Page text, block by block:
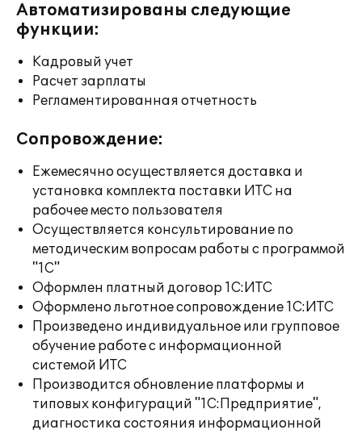
Автоматизированы следующие
функции:
Кадровый учет
Расчет зарплаты
Регламентированная отчетность
Сопровождение:
Ежемесячно осуществляется доставка и
установка комплекта поставки ИТС на
рабочее место пользователя
Осуществляется консультирование по
методическим вопросам работы с программой
"1С"
Оформлен платный договор 1С:ИТС
Оформлено льготное сопровождение 1С:ИТС
Произведено индивидуальное или групповое
обучение работе с информационной
системой ИТС
Производится обновление платформы и
типовых конфигураций "1С:Предприятие",
диагностика состояния информационной